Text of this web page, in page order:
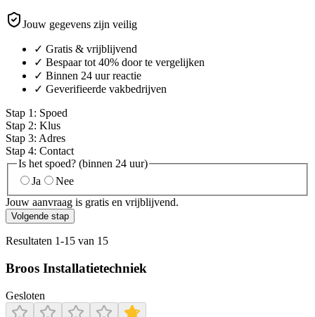
Jouw gegevens zijn veilig
✓ Gratis & vrijblijvend
✓ Bespaar tot 40% door te vergelijken
✓ Binnen 24 uur reactie
✓ Geverifieerde vakbedrijven
Stap 1 : Spoed
Stap 2: Klus
Stap 3: Adres
Stap 4: Contact
Is het spoed? (binnen 24 uur)
Ja
Nee
Jouw aanvraag is gratis en vrijblijvend.
Volgende stap
Resultaten 1-15 van 15
Broos Installatietechniek
Gesloten